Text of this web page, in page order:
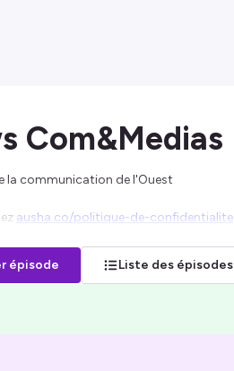
Com&Medias
la communication de l'Ouest
ausha.co/politique-de-confidentialite
épisode Liste des épisodes